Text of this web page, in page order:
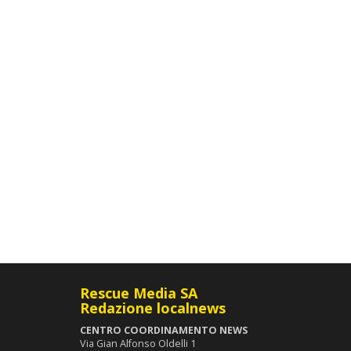
Rescue Media SA
Redazione localnews
CENTRO COORDINAMENTO NEWS
Via Gian Alfonso Oldelli 1